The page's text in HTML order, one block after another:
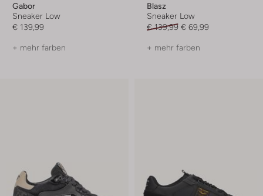
Gabor
Sneaker Low
€ 139,99
+ mehr farben
Blasz
Sneaker Low
€ 139,99 € 69,99
+ mehr farben